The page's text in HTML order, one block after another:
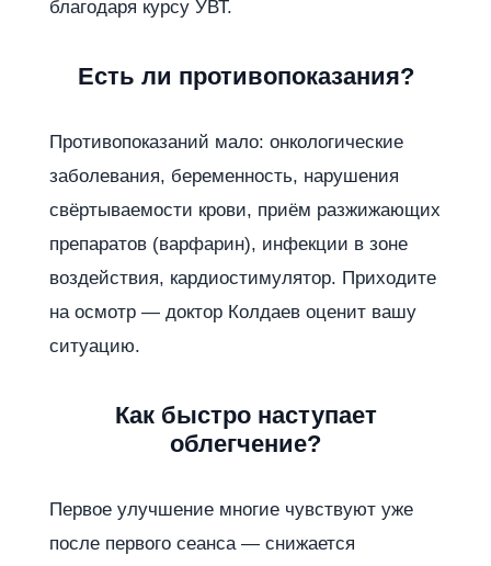
благодаря курсу УВТ.
Есть ли противопоказания?
Противопоказаний мало: онкологические
заболевания, беременность, нарушения
свёртываемости крови, приём разжижающих
препаратов (варфарин), инфекции в зоне
воздействия, кардиостимулятор. Приходите
на осмотр — доктор Колдаев оценит вашу
ситуацию.
Как быстро наступает
облегчение?
Первое улучшение многие чувствуют уже
после первого сеанса — снижается